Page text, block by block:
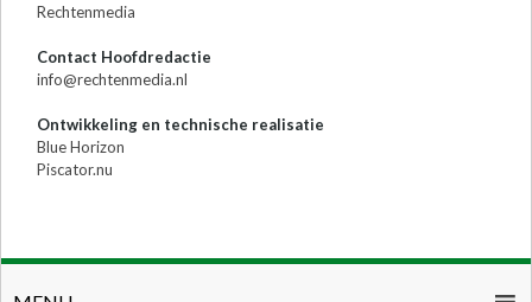
Rechtenmedia
Contact Hoofdredactie
info@rechtenmedia.nl
Ontwikkeling en technische realisatie
Blue Horizon
Piscator.nu